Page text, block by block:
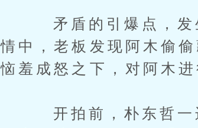
矛盾的引爆点，发生
情中，老板发现阿木偷
恼羞成怒之下，对阿木
开拍前，朴东哲一边